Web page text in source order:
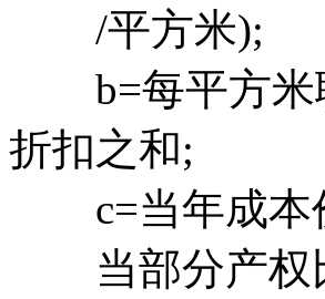
/平方米);
b=每平方米
折扣之和;
c=当年成本
当部分产权比